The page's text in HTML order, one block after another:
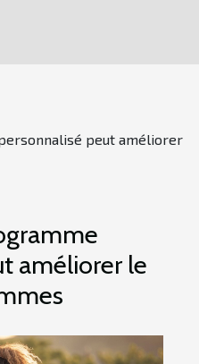
peut améliorer
améliorer le